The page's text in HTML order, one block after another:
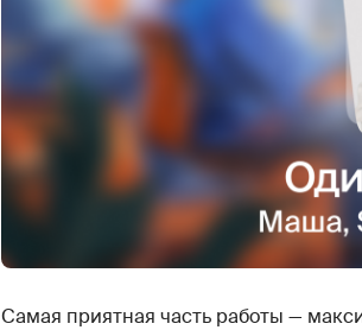
Самая приятная часть работы —